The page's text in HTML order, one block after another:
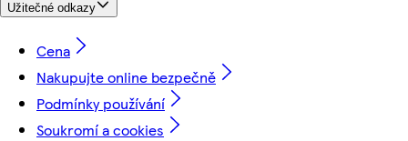
Užitečné odkazy
Cena
Nakupujte online bezpečně
Podmínky používání
Soukromí a cookies